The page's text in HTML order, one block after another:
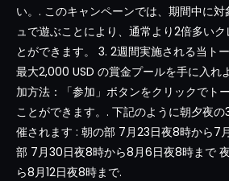
い。. このキャンペーンでは、期間中に
ュで遊ぶことにより、通常より2倍多い
とができます。 3. 2週間実施される当ト
最大2,000 USD の賞金プールを手に入れ
加方法：「参加」ボタンをクリックでト
ことができます。. 下記のように朝夕夜
催されます : 朝の部 7月23日夜8時から7
部 7月30日夜8時から8月6日夜8時まで
ら8月12日夜8時まで.